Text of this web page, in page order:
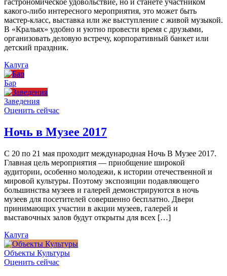
какого-либо интересного мероприятия, это может быть
мастер-класс, выставка или же выступление с живой музыкой.
В «Кральях» удобно и уютно провести время с друзьями,
организовать деловую встречу, корпоративный банкет или
детский праздник.
Калуга
Бар
Заведения
Оценить сейчас
Ночь в Музее 2017
С 20 по 21 мая проходит международная Ночь В Музее 2017.
Главная цель мероприятия — приобщение широкой
аудитории, особенно молодежи, к истории отечественной и
мировой культуры. Поэтому экспозиции подавляющего
большинства музеев и галерей демонстрируются в ночь
музеев для посетителей совершенно бесплатно. Двери
принимающих участии в акции музеев, галерей и
выставочных залов будут открыты для всех […]
Калуга
Объекты Культуры
Оценить сейчас